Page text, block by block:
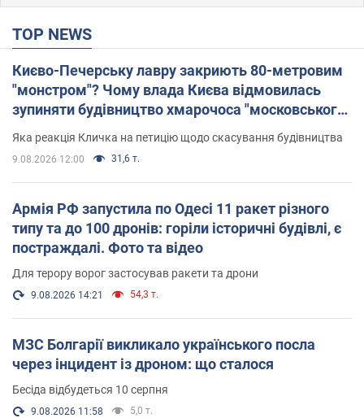
TOP NEWS
Києво-Печерську лавру закриють 80-метровим
"монстром"? Чому влада Києва відмовилась
зупиняти будівництво хмарочоса "московського
вірянина"
Яка реакція Кличка на петицію щодо скасування будівництва
9.08.2026 12:00 31,6 т.
Армія РФ запустила по Одесі 11 ракет різного
типу та до 100 дронів: горіли історичні будівлі, є
постраждалі. Фото та відео
Для терору ворог застосував ракети та дрони
9.08.2026 14:21 54,3 т.
МЗС Болгарії викликало українського посла
через інцидент із дроном: що сталося
Бесіда відбудеться 10 серпня
9.08.2026 11:58 5,0 т.